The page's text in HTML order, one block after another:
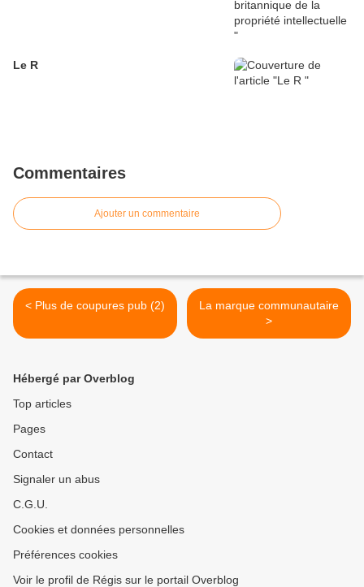
Le R
Commentaires
Ajouter un commentaire
< Plus de coupures pub (2)
La marque communautaire
>
Hébergé par Overblog
Top articles
Pages
Contact
Signaler un abus
C.G.U.
Cookies et données personnelles
Préférences cookies
Voir le profil de Régis sur le portail Overblog